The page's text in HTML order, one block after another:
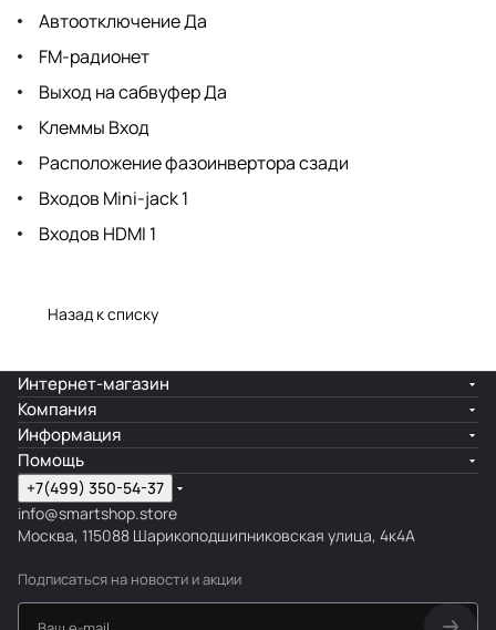
Автоотключение Да
FM-радионет
Выход на сабвуфер Да
Клеммы Вход
Расположение фазоинвертора сзади
Входов Mini-jack 1
Входов HDMI 1
Назад к списку
Интернет-магазин
Компания
Информация
Помощь
+7(499) 350-54-37
info@smartshop.store
Москва, 115088 Шарикоподшипниковская улица, 4к4А
Подписаться на новости и акции